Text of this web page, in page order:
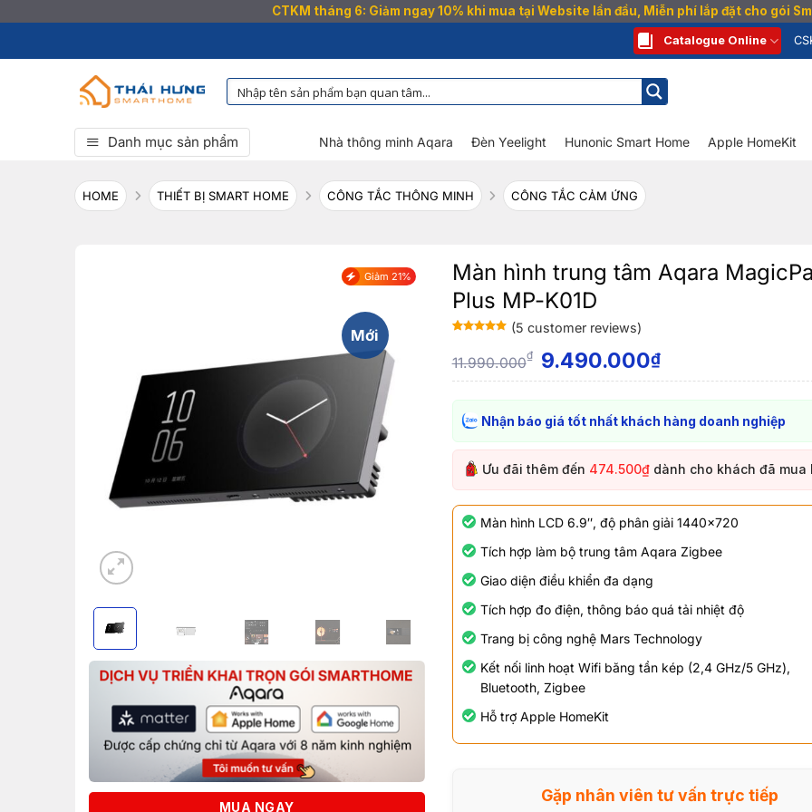
CTKM tháng 6: Giảm ngay 10% khi mua tại Website lần đầu, Miễn phí lắp đặt cho gói
qua
Catalogue Online
Danh mục sản phẩm Nhà thông minh Aqara Đèn Yeelight Hunonic Smart Home Apple HomeKit
HOME THIẾT BỊ SMART HOME CÔNG TẮC THÔNG MINH CÔNG TẮC CẢM ỨNG
Giảm 21%
Mới
MUA NGAY
Màn hình trung tâm Aqara
Plus MP-K01D
on
ratings
(5 customer reviews)
11.990.000₫ 9.490.000₫
Nhận báo giá tốt nhất khách hàng doanh nghiệp
Ưu đãi thêm đến 474.500₫dành cho khách đã mua
Màn hình LCD 6.9″, độ phân giải 1440×720
Tích hợp làm bộ trung tâm Aqara Zigbee
Giao diện điều khiển đa dạng
Tích hợp đo điện, thông báo quá tải nhiệt độ
Trang bị công nghệ Mars Technology
Kết nối linh hoạt Wifi băng tần kép (2,4 GHz/5 GHz),
Bluetooth, Zigbee
Hỗ trợ Apple HomeKit
Gặp nhân viên tư vấn trực tiếp